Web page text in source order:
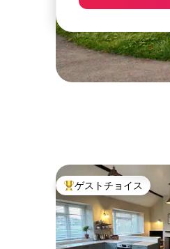
大好評のゲストチョイ
ゲストチョイス